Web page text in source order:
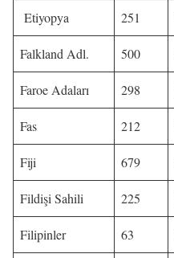
Etiyopya 251
Falkland Adl. 500
Faroe Adaları 298
Fas 212
Fiji 679
Fildişi Sahili 225
Filipinler 63